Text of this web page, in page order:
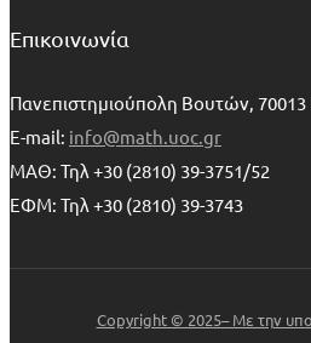
Επικοινωνία
Πανεπιστημιούπολη Βουτών,
E-mail: info@math.uoc.gr
ΜΑΘ: Τηλ +30 (2810) 39-3751/52
ΕΦΜ: Τηλ +30 (2810) 39-3743
Copyright © 2025– Με την